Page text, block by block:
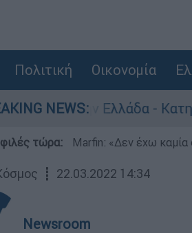
Πολιτική Οικονομία
NEWS:
στην Ελλάδα -
τώρα: Marfin: «Δεν έχω καμία
┋ 22.03.2022 14:34
Newsroom